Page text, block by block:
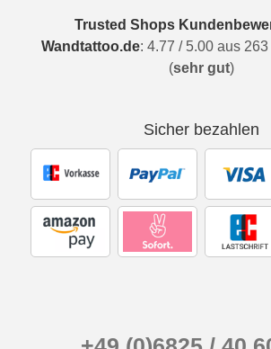
Trusted Shops
Wandtattoo.de: 4.77 / 5.00 aus 263
(sehr gut)
Sicher bezahlen